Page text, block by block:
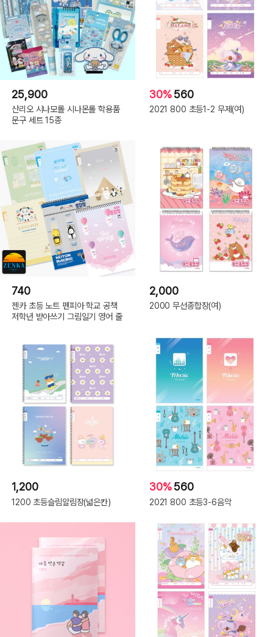
25,900
산리오 시나모롤 시나몬롤 학용품
문구 세트 15종
30%560
2021 800 초등1-2 무제(여)
740
젠카 초등 노트 펜피아 학교 공책
저학년 받아쓰기 그림일기 영어 줄
2,000
2000 무선종합장(여)
1,200
1200 초등슬림알림장(넓은칸)
30%560
2021 800 초등3-6음악